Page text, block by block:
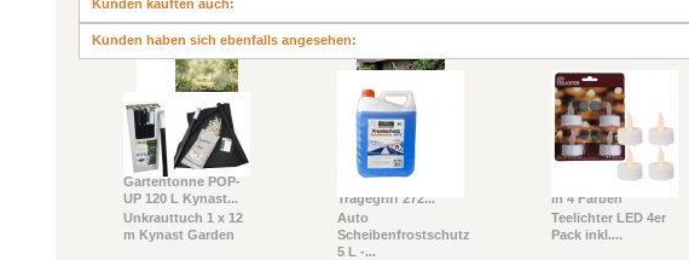
Kunden kauften auch:
Gartentonne POP-
UP 120 L Kynast...
Gartentasche mit
Tragegriff 272...
Tretmülleimer 5 Ltr.
in 4 Farben
Kunden haben sich ebenfalls angesehen:
Unkrauttuch 1 x 12
m Kynast Garden
Auto
Scheibenfrostschutz
5 L -...
Teelichter LED 4er
Pack inkl....